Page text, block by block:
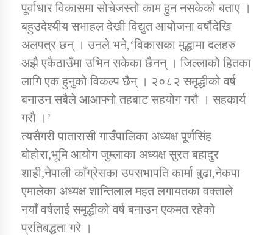
तातोपानी गाउँपालिकाको न्यायिक समिति सम्बन्धी सन्देश
तातोपानी गाउँपालिका जुम्लाको महिला तथा लैङ्गिक हिंसा
सम्बन्धी सूचना सन्देश
तातोपानी गाउँपालिका जुम्लाको महिनावारी सम्बन्धिकाे
तातोपानी गाउँपालिका जुम्लाको बालविवाह सन्देश
तातोपानी गाउँपालिका जुम्लाको सूचना
पूर्वाधार विकासमा सोचेजस्तो काम हुन नसकेको बताए ।
बहुउदेश्यीय सभाहल देखी विद्युत आयोजना वर्षौदेखि
अलपत्र छन् । उनले भने,‘विकासका मुद्धामा दलहरु
अझै एकैठाउँमा उभिन सकेका छैनन् । जिल्लाको हितका
लागि एक हुनुको विकल्प छैन् । २०८२ समृद्धीको वर्ष
बनाउन सबैले आआफ्नो तहबाट सहयोग गरौ । सहकार्य
गरौ ।’
त्यसैगरी पातारासी गाउँपालिका अध्यक्ष पूर्णसिंह
बोहोरा,भूमि आयोग जुम्लाका अध्यक्ष सुरत बहादुर
शाही,नेपाली काँग्रेसका उपसभापति कार्मा बुढा,नेकपा
एमालेका अध्यक्ष शान्तिलाल महत लगायतका वक्ताले
नयाँ वर्षलाई समृद्धीको वर्ष बनाउन एकमत रहेको
प्रतिबद्धता गरे ।